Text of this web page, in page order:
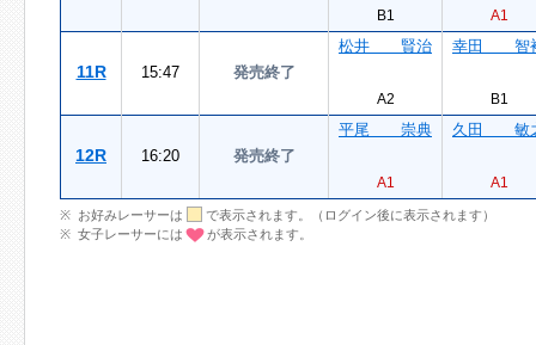
B1 A1
11R 15:47 発売終了
松井 賢治
A2
幸田 智
B1
12R 16:20 発売終了
平尾 崇典
A1
久田 敏
A1
お好みレーサーは
で表示されます。（ログイン後に表示されます）
女子レーサーには
が表示されます。